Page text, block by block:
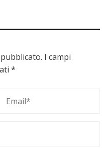
I campi
*